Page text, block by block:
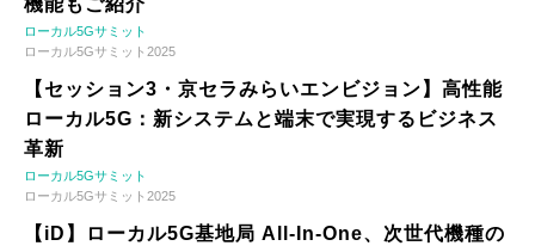
機能もご紹介
ローカル5Gサミット
ローカル5Gサミット2025
【セッション3・京セラみらいエンビジョン】高性能
ローカル5G：新システムと端末で実現するビジネス
革新
ローカル5Gサミット
ローカル5Gサミット2025
【iD】ローカル5G基地局 All-In-One、次世代機種の